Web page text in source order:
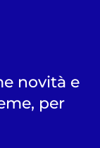
novità e
per